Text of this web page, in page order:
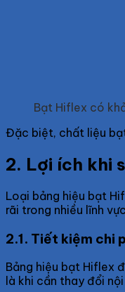
Bạt Hiflex có
Đặc biệt, chất liệu
2. Lợi ích khi
Loại bảng hiệu bạt
rãi trong nhiều lĩnh
2.1. Tiết kiệm chi
Bảng hiệu bạt Hiflex
là khi cần thay đổi